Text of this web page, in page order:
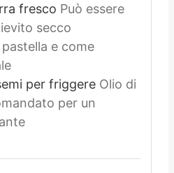
fresco Può essere
secco
pastella e come
per friggere Olio di
per un